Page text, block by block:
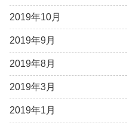
2019年10月
2019年9月
2019年8月
2019年3月
2019年1月